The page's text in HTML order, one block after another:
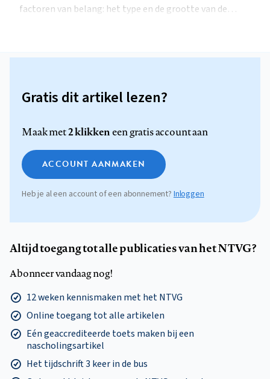
factoren van belang: het type en de grootte van de…
Gratis dit artikel lezen?
Maak met2 klikkeneen gratis account aan
ACCOUNT AANMAKEN
Heb je al een account of een abonnement? Inloggen
Altijd toegang tot alle publicaties van het NTVG?
Abonneer vandaag nog!
12 weken kennismaken met het NTVG
Online toegang tot alle artikelen
Eén geaccrediteerde toets maken bij een
nascholingsartikel
Het tijdschrift 3 keer in de bus